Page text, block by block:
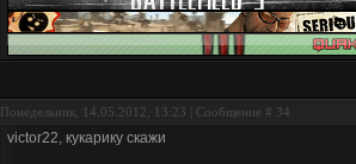
Понедельник, 14.05.2012, 13:23 | Сообщение # 34
victor22, кукарику скажи